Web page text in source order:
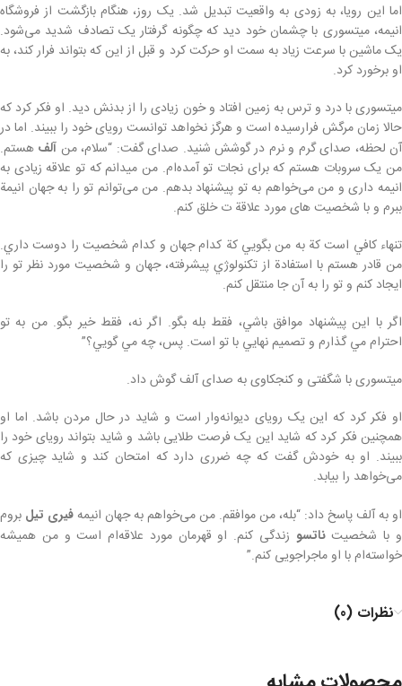
اما این رویا، به زودی به واقعیت تبدیل شد. یک روز، هنگام بازگشت از فروشگاه
انیمه، میتسوری با چشمان خود دید که چگونه گرفتار یک تصادف شدید می‌شود.
یک ماشین با سرعت زیاد به سمت او حرکت کرد و قبل از این که بتواند فرار کند، به
او برخورد کرد.
میتسوری با درد و ترس به زمین افتاد و خون زیادی را از بدنش دید. او فکر کرد که
حالا زمان مرگش فرارسیده است و هرگز نخواهد توانست رویای خود را ببیند. اما در
آن لحظه، صدای گرم و نرم در گوشش شنید. صدای گفت: “سلام، من آلف هستم.
من یک سروبات هستم که برای نجات تو آمده‌ام. من میدانم که تو علاقه زیادی به
انیمه داری و من می‌خواهم به تو پیشنهاد بدهم. من می‌توانم تو را به جهان انيمة
ببرم و با شخصيت های مورد علاقة ت خلق كنم.
تنھاء كافي است كة به من بگويي كة كدام جھان و كدام شخصيت را دوست داري.
من قادر هستم با استفادة از تكنولوژي پيشرفته، جهان و شخصيت مورد نظر تو را
ايجاد كنم و تو را به آن جا منتقل كنم.
اگر با اين پيشنهاد موافق باشي، فقط بله بگو. اگر نه، فقط خير بگو. من به تو
احترام مي گذارم و تصميم نهايي با تو است. پس، چه مي گويي؟”
میتسوری با شگفتی و کنجکاوی به صدای آلف گوش داد.
او فکر کرد که این یک رویای دیوانه‌وار است و شاید در حال مردن باشد. اما او
همچنین فکر کرد که شاید این یک فرصت طلایی باشد و شاید بتواند رویای خود را
ببیند. او به خودش گفت که چه ضرری دارد که امتحان کند و شاید چیزی که
می‌خواهد را بیابد.
او به آلف پاسخ داد: “بله، من موافقم. من می‌خواهم به جهان انیمهفیری تیل بروم
و با شخصیتناتسو زندگی کنم. او قهرمان مورد علاقه‌ام است و من همیشه
خواسته‌ام با او ماجراجویی کنم.”
نظرات (0)